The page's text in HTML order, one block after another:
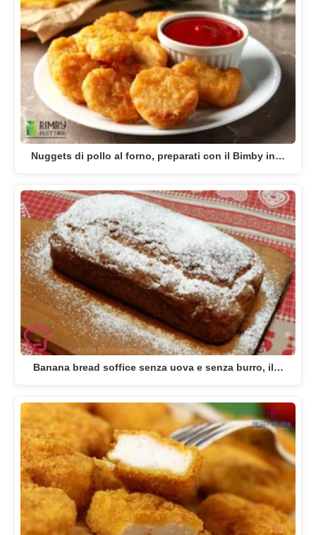
Nuggets di pollo al forno, preparati con il Bimby in…
Banana bread soffice senza uova e senza burro, il…